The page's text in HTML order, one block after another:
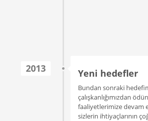
2013 Yeni hedefler
Bundan sonraki
çalışkanlığımızdan
faaliyetlerimize devam
sizlerin ihtiyaçlarının